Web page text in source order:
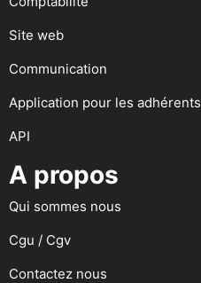
Site web
Communication
Application pour les adhérents
API
A propos
Qui sommes nous
Cgu / Cgv
Contactez nous